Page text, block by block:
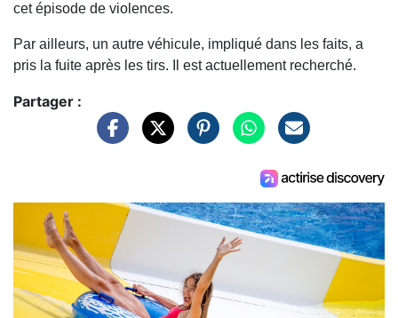
cet épisode de violences.
Par ailleurs, un autre véhicule, impliqué dans les faits, a
pris la fuite après les tirs. Il est actuellement recherché.
Partager :